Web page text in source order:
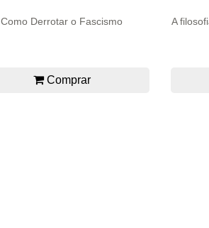
Como Derrotar o Fascismo
Comprar
A